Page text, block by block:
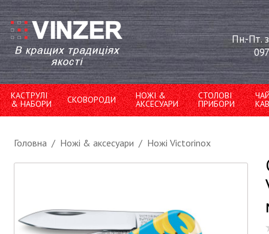
Пн.-Пт.
КАСТРУЛІ
& НАБОРИ СКОВОРОДИ НОЖІ &
АКСЕСУАРИ
СТОЛОВІ
ПРИБОРИ
Головна / Ножі & аксесуари / Ножі Victorinox